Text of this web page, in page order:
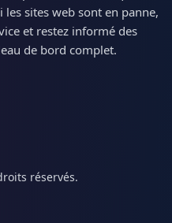
les sites web sont en panne,
et restez informé des
de bord complet.
réservés.